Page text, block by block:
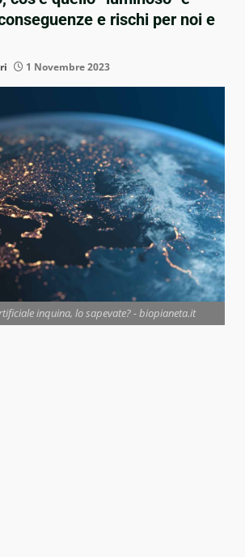
e rischi per noi e
1 Novembre 2023
inquina, lo sapevate? - biopianeta.it